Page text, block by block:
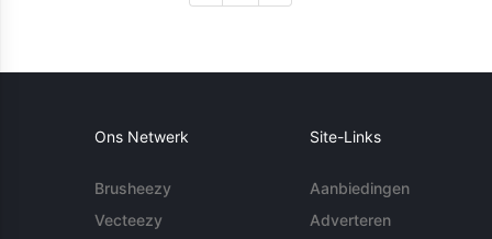
Ons Netwerk
Brusheezy
Vecteezy
Site-Links
Aanbiedingen
Adverteren